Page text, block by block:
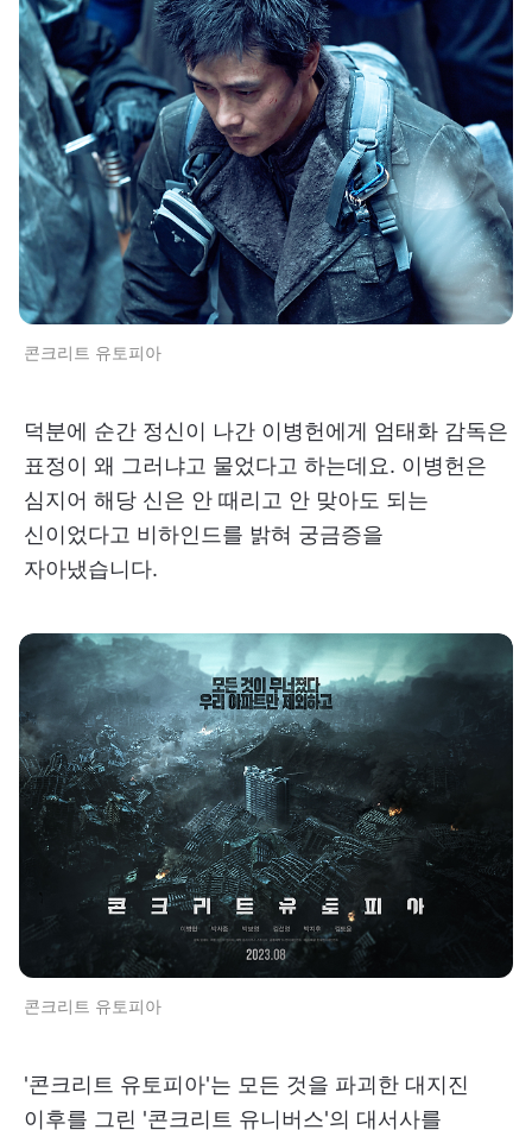
콘크리트 유토피아
덕분에 순간 정신이 나간 이병헌에게 엄태화 감독은
표정이 왜 그러냐고 물었다고 하는데요. 이병헌은
심지어 해당 신은 안 때리고 안 맞아도 되는
신이었다고 비하인드를 밝혀 궁금증을
자아냈습니다.
콘크리트 유토피아
'콘크리트 유토피아'는 모든 것을 파괴한 대지진
이후를 그린 '콘크리트 유니버스'의 대서사를